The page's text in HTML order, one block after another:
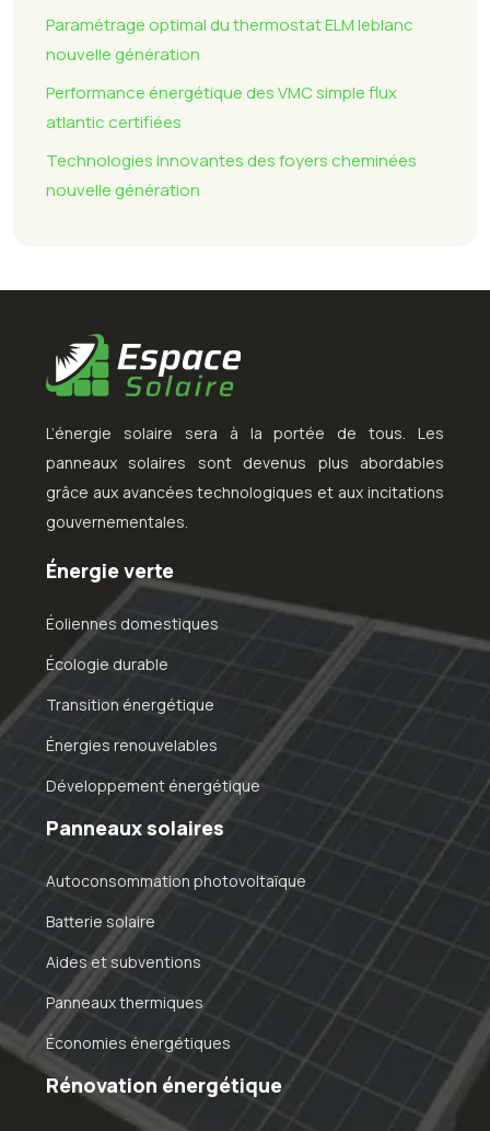
Paramétrage optimal du thermostat ELM leblanc
nouvelle génération
Performance énergétique des VMC simple flux
atlantic certifiées
Technologies innovantes des foyers cheminées
nouvelle génération
L’énergie solaire sera à la portée de tous. Les
panneaux solaires sont devenus plus abordables
grâce aux avancées technologiques et aux incitations
gouvernementales.
Énergie verte
Éoliennes domestiques
Écologie durable
Transition énergétique
Énergies renouvelables
Développement énergétique
Panneaux solaires
Autoconsommation photovoltaïque
Batterie solaire
Aides et subventions
Panneaux thermiques
Économies énergétiques
Rénovation énergétique